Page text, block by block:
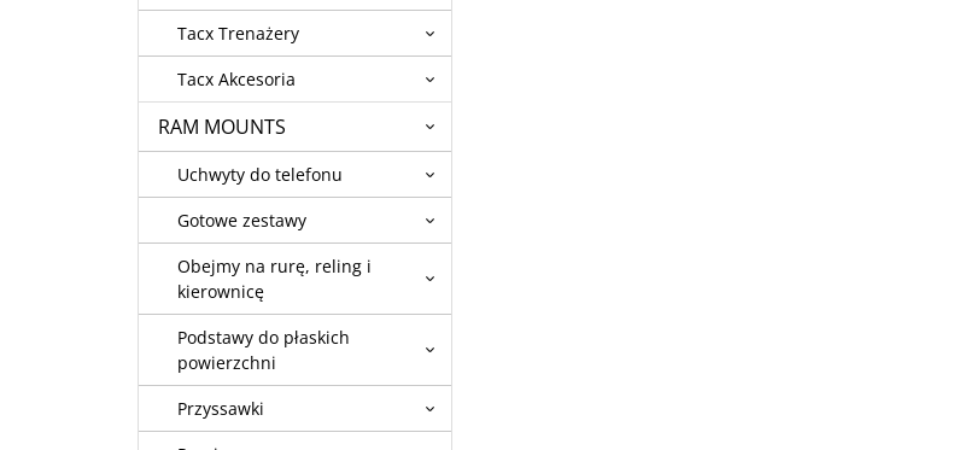
Tacx Trenażery
Tacx Akcesoria
RAM MOUNTS
Uchwyty do telefonu
Gotowe zestawy
Obejmy na rurę, reling i
kierownicę
Podstawy do płaskich
powierzchni
Przyssawki